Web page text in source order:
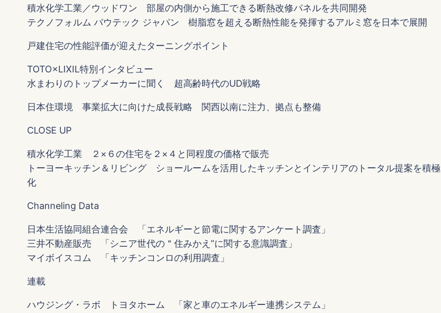
積水化学工業／ウッドワン 部屋の内側から施工できる断熱改修パネルを共同開発
テクノフォルム バウテック ジャパン 樹脂窓を超える断熱性能を発揮するアルミ窓を日本で展開
戸建住宅の性能評価が迎えたターニングポイント
TOTO×LIXIL特別インタビュー
水まわりのトップメーカーに聞く 超高齢時代のUD戦略
日本住環境 事業拡大に向けた成長戦略 関西以南に注力、拠点も整備
CLOSE UP
積水化学工業 ２×６の住宅を２×４と同程度の価格で販売
トーヨーキッチン＆リビング ショールームを活用したキッチンとインテリアのトータル提案を積極
化
Channeling Data
日本生活協同組合連合会 「エネルギーと節電に関するアンケート調査」
三井不動産販売 「シニア世代の＂住みかえ”に関する意識調査」
マイボイスコム 「キッチンコンロの利用調査」
連載
ハウジング・ラボ トヨタホーム 「家と車のエネルギー連携システム」